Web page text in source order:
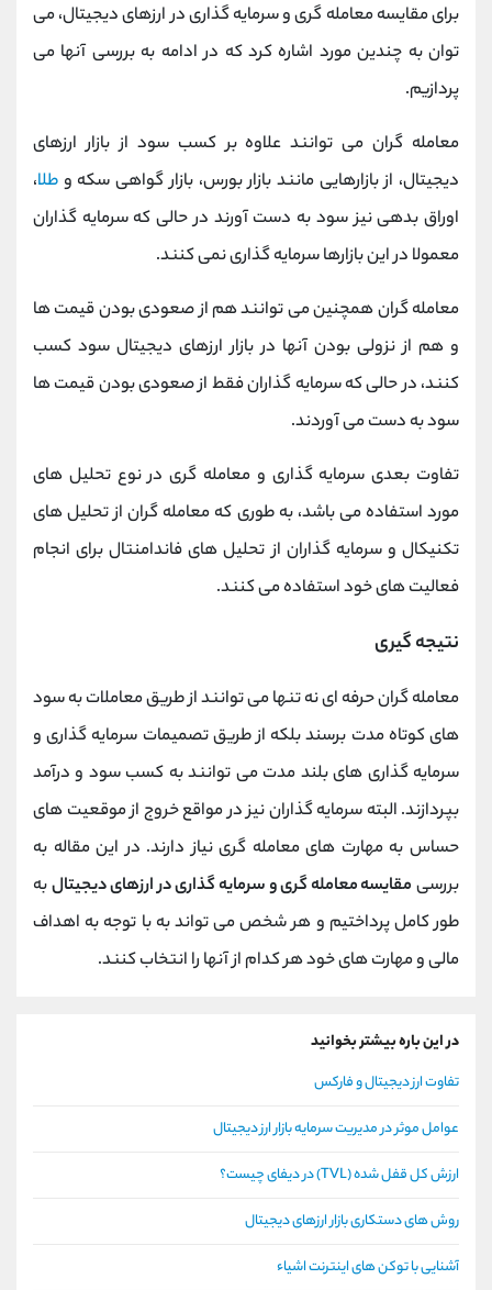
برای مقایسه معامله گری و سرمایه گذاری در ارزهای دیجیتال، می
توان به چندین مورد اشاره کرد که در ادامه به بررسی آنها می
پردازیم.
معامله گران می توانند علاوه بر کسب سود از بازار ارزهای
دیجیتال، از بازارهایی مانند بازار بورس، بازار گواهی سکه و طلا،
اوراق بدهی نیز سود به دست آورند در حالی که سرمایه گذاران
معمولا در این بازارها سرمایه گذاری نمی کنند.
معامله گران همچنین می توانند هم از صعودی بودن قیمت ها
و هم از نزولی بودن آنها در بازار ارزهای دیجیتال سود کسب
کنند، در حالی که سرمایه گذاران فقط از صعودی بودن قیمت ها
سود به دست می آوردند.
تفاوت بعدی سرمایه گذاری و معامله گری در نوع تحلیل های
مورد استفاده می باشد، به طوری که معامله گران از تحلیل های
تکنیکال و سرمایه گذاران از تحلیل های فاندامنتال برای انجام
فعالیت های خود استفاده می کنند.
نتیجه گیری
معامله گران حرفه ای نه تنها می توانند از طریق معاملات به سود
های کوتاه مدت برسند بلکه از طریق تصمیمات سرمایه گذاری و
سرمایه گذاری های بلند مدت می توانند به کسب سود و درآمد
بپردازند. البته سرمایه گذاران نیز در مواقع خروج از موقعیت های
حساس به مهارت های معامله گری نیاز دارند. در این مقاله به
بررسی مقایسه معامله گری و سرمایه گذاری در ارزهای دیجیتالبه
طور کامل پرداختیم و هر شخص می تواند به با توجه به اهداف
مالی و مهارت های خود هر کدام از آنها را انتخاب کنند.
در این باره بیشتر بخوانید
تفاوت ارز دیجیتال و فارکس
عوامل موثر در مدیریت سرمایه بازار ارز دیجیتال
ارزش کل قفل شده (TVL) در دیفای چیست؟
روش های دستکاری بازار ارزهای دیجیتال
آشنایی با توکن های اینترنت اشیاء